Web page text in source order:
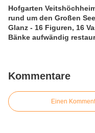
Hofgarten
rund um den Großen See in neuem
Glanz - 16 Figuren, 16 Vasen und 24
Bänke aufwändig
Kommentare
Einen